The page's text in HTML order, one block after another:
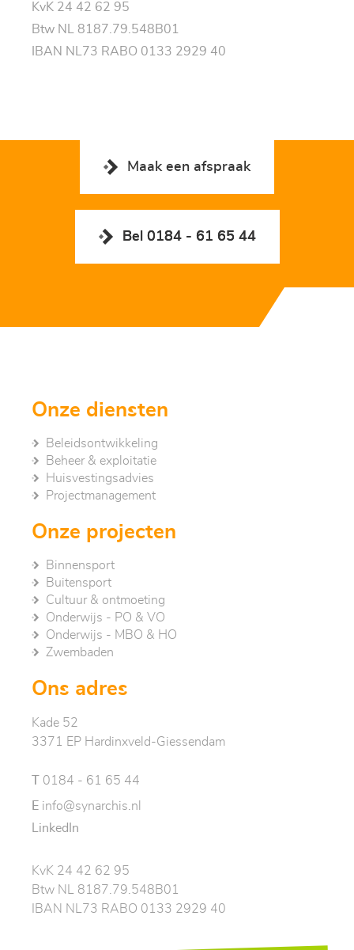
KvK 24 42 62 95
Btw NL 8187.79.548B01
IBAN NL73 RABO 0133 2929 40
Maak een afspraak
Bel 0184 - 61 65 44
Onze diensten
Beleidsontwikkeling
Beheer & exploitatie
Huisvestingsadvies
Project­management
Onze projecten
Binnensport
Buitensport
Cultuur & ontmoeting
Onderwijs - PO & VO
Onderwijs - MBO & HO
Zwembaden
Ons adres
Kade 52
3371 EP Hardinxveld-Giessendam
0184 - 61 65 44
E info@synarchis.nl
LinkedIn
KvK 24 42 62 95
Btw NL 8187.79.548B01
IBAN NL73 RABO 0133 2929 40